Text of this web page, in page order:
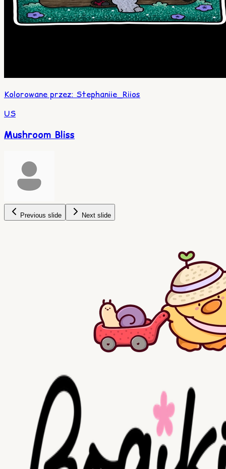
Kolorowane przez: Stephaniie_Riios
US
Mushroom Bliss
Previous slide Next slide